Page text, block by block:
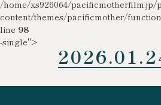
/home/xs926064/
content/themes/pacificmother/
line 98
-single">